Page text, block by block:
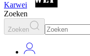
Karwei
Zoeken
Zoeken